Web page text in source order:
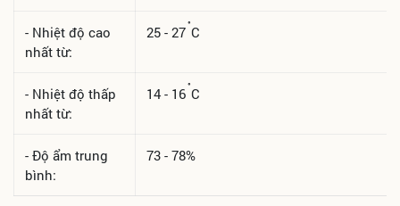
- Nhiệt độ cao
nhất từ:
25 - 27°C
- Nhiệt độ thấp
nhất từ:
14 - 16°C
- Độ ẩm trung
bình:
73 - 78%